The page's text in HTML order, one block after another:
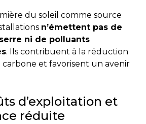
du soleil comme source
n’émettent pas de
ni de polluants
. Ils contribuent à la réduction
carbone et favorisent un avenir
d’exploitation et
réduite